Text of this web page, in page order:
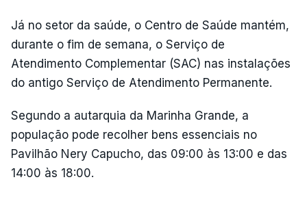
Já no setor da saúde, o Centro de Saúde mantém,
durante o fim de semana, o Serviço de
Atendimento Complementar (SAC) nas instalações
do antigo Serviço de Atendimento Permanente.
Segundo a autarquia da Marinha Grande, a
população pode recolher bens essenciais no
Pavilhão Nery Capucho, das 09:00 às 13:00 e das
14:00 às 18:00.